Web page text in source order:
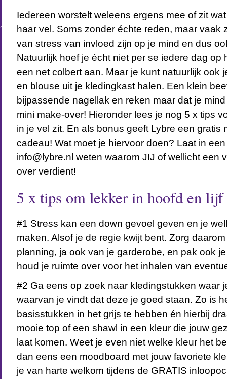
Iedereen worstelt weleens ergens mee of zit
haar vel. Soms zonder échte reden, maar vaak
van stress van invloed zijn op je mind en dus
Natuurlijk hoef je écht niet per se iedere dag op
een net colbert aan. Maar je kunt natuurlijk ook
en blouse uit je kledingkast halen. Een klein
bijpassende nagellak en reken maar dat je
mini make-over! Hieronder lees je nog 5 x tips
in je vel zit. En als bonus geeft Lybre een gratis
cadeau! Wat moet je hiervoor doen? Laat in
info@lybre.nl weten waarom JIJ of wellicht een
over verdient!
5 x tips om lekker in hoofd en lijf
#1 Stress kan een down gevoel geven en je
maken. Alsof je de regie kwijt bent. Zorg
planning, ja ook van je garderobe, en pak ook
houd je ruimte over voor het inhalen van
#2 Ga eens op zoek naar kledingstukken waar
waarvan je vindt dat deze je goed staan. Zo is
basisstukken in het grijs te hebben én hierbij
mooie top of een shawl in een kleur die jouw
laat komen. Weet je even niet welke kleur het
dan eens een moodboard met jouw favoriete
je van harte welkom tijdens de GRATIS